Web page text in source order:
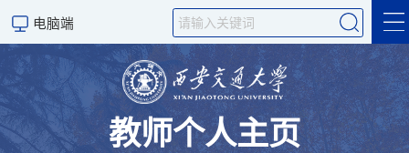
电脑端
个人主页
科学研究
教师个人主页